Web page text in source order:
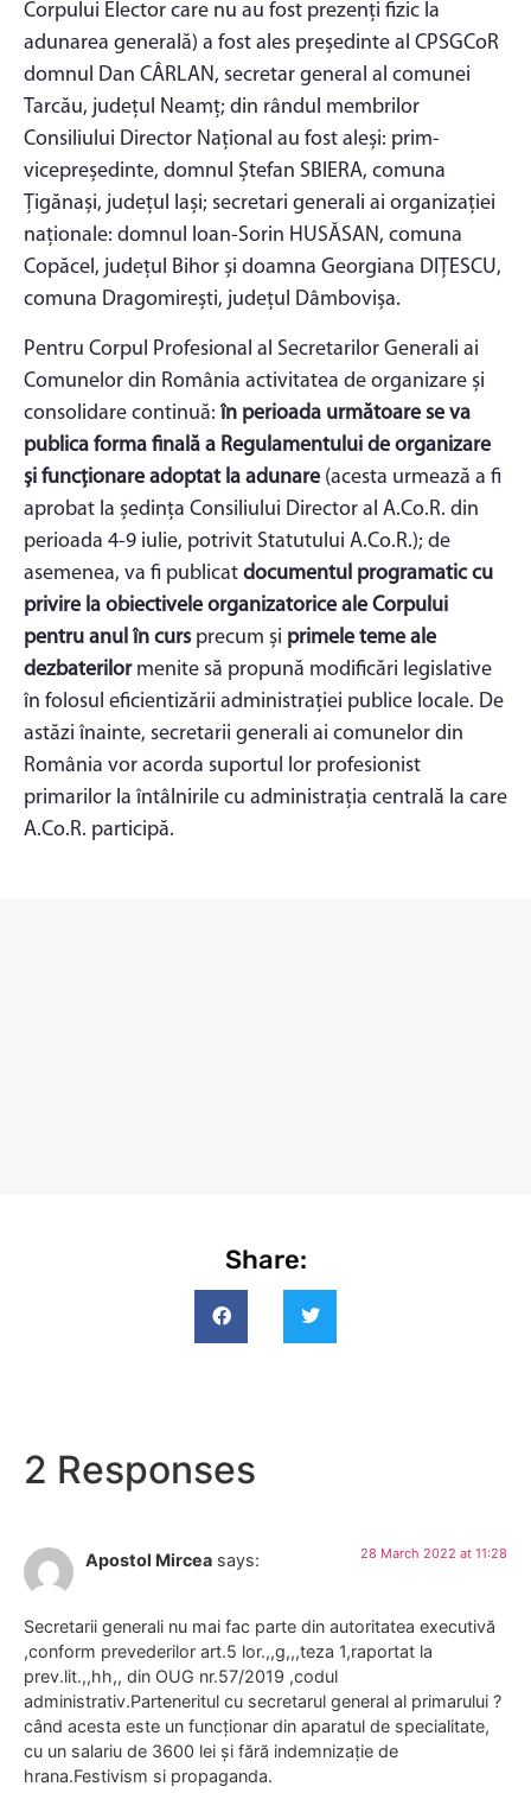
Corpului Elector care nu au fost prezenți fizic la
adunarea generală) a fost ales președinte al CPSGCoR
domnul Dan CÂRLAN, secretar general al comunei
Tarcău, județul Neamț; din rândul membrilor
Consiliului Director Național au fost aleși: prim-
vicepreședinte, domnul Ștefan SBIERA, comuna
Țigănași, județul Iași; secretari generali ai organizației
naționale: domnul Ioan-Sorin HUSĂSAN, comuna
Copăcel, județul Bihor și doamna Georgiana DIȚESCU,
comuna Dragomirești, județul Dâmbovișa.
Pentru Corpul Profesional al Secretarilor Generali ai
Comunelor din România activitatea de organizare și
consolidare continuă:în perioada următoare se va
publica forma finală a Regulamentului de organizare
și funcționare adoptat la adunare (acesta urmează a fi
aprobat la ședința Consiliului Director al A.Co.R. din
perioada 4-9 iulie, potrivit Statutului A.Co.R.); de
asemenea, va fi publicat documentul programatic cu
privire la obiectivele organizatorice ale Corpului
pentru anul în curs precum și primele teme ale
dezbaterilormenite să propună modificări legislative
în folosul eficientizării administrației publice locale. De
astăzi înainte, secretarii generali ai comunelor din
România vor acorda suportul lor profesionist
primarilor la întâlnirile cu administrația centrală la care
A.Co.R. participă.
Share:
2 Responses
Apostol Mircea says: 28 March 2022 at 11:28
Secretarii generali nu mai fac parte din autoritatea executivă
,conform prevederilor art.5 lor.,,g,,,teza 1,raportat la
prev.lit.,,hh,, din OUG nr.57/2019 ,codul
administrativ.Parteneritul cu secretarul general al primarului ?
când acesta este un funcționar din aparatul de specialitate,
cu un salariu de 3600 lei și fără indemnizație de
hrana.Festivism si propaganda.